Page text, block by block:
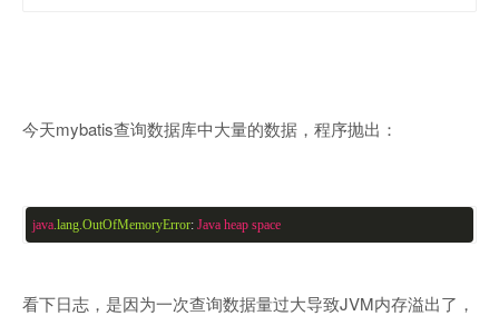
今天mybatis查询数据库中大量的数据，程序抛出：
java.lang.OutOfMemoryError: Java heap space
看下日志，是因为一次查询数据量过大导致JVM内存溢出了，